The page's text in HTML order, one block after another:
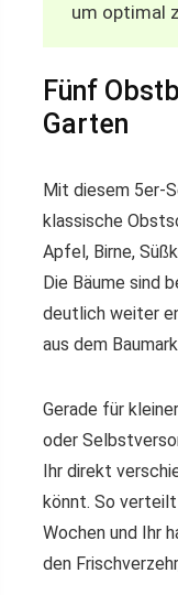
um optimal
Fünf
Garten
Mit diesem 5er-
klassische
Apfel, Birne,
Die Bäume sind
deutlich weiter
aus dem
Gerade für
oder
Ihr direkt
könnt. So
Wochen und Ihr
den